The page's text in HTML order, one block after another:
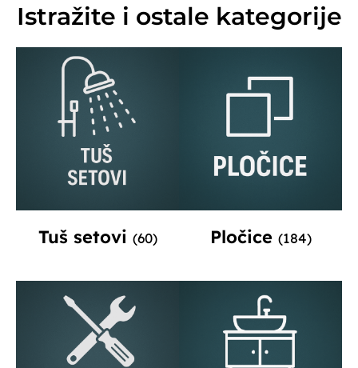
Istražite i ostale kategorije
Tuš setovi (60) Pločice (184)